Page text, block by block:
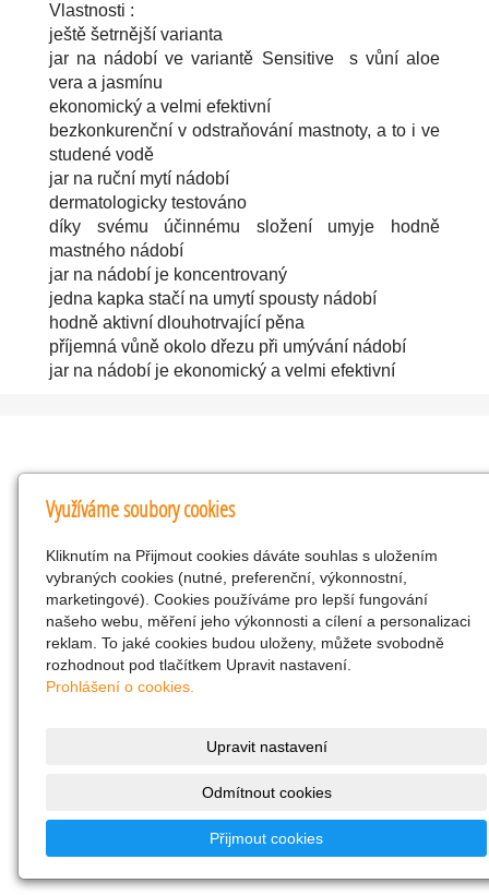
Vlastnosti :
ještě šetrnější varianta
jar na nádobí ve variantě Sensitive s vůní aloe
vera a jasmínu
ekonomický a velmi efektivní
bezkonkurenční v odstraňování mastnoty, a to i ve
studené vodě
jar na ruční mytí nádobí
dermatologicky testováno
díky svému účinnému složení umyje hodně
mastného nádobí
jar na nádobí je koncentrovaný
jedna kapka stačí na umytí spousty nádobí
hodně aktivní dlouhotrvající pěna
příjemná vůně okolo dřezu při umývání nádobí
jar na nádobí je ekonomický a velmi efektivní
Kontakty
KNK obchodní společnost s r.o.
Komenského 127, Žacléř, 542 01 Číslo účtu:
286293602/0300
25298518
CZ25298518
info@drogerienacestach.cz
286293602/0300
Využíváme soubory cookies
Kliknutím na Přijmout cookies dáváte souhlas s uložením
vybraných cookies (nutné, preferenční, výkonnostní,
marketingové). Cookies používáme pro lepší fungování
našeho webu, měření jeho výkonnosti a cílení a personalizaci
reklam. To jaké cookies budou uloženy, můžete svobodně
rozhodnout pod tlačítkem Upravit nastavení.
Prohlášení o cookies.
Upravit nastavení
Odmítnout cookies
Přijmout cookies